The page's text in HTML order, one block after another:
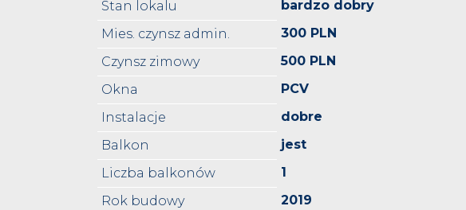
Stan lokalu
bardzo dobry
Mies. czynsz admin.
300 PLN
Czynsz zimowy
500 PLN
Okna
PCV
Instalacje
dobre
Balkon
jest
Liczba balkonów
1
Rok budowy
2019